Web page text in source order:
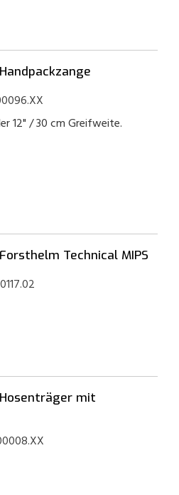
12" / 30 cm Greifweite.
Technical MIPS
mit